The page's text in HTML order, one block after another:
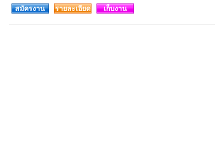
สมัครงาน รายละเอียด เก็บงาน